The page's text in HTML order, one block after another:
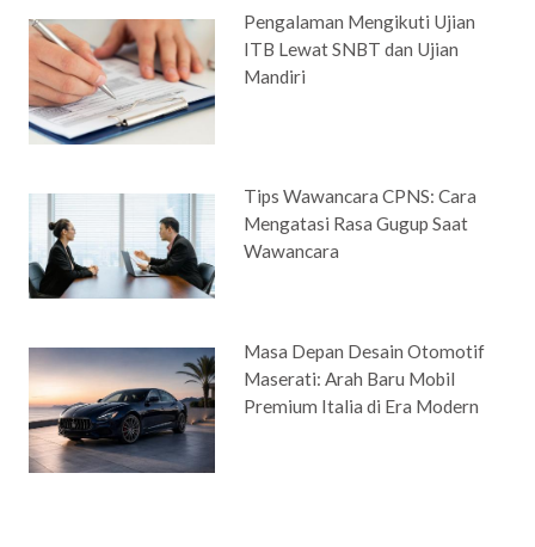
Pengalaman Mengikuti Ujian
ITB Lewat SNBT dan Ujian
Mandiri
Tips Wawancara CPNS: Cara
Mengatasi Rasa Gugup Saat
Wawancara
Masa Depan Desain Otomotif
Maserati: Arah Baru Mobil
Premium Italia di Era Modern